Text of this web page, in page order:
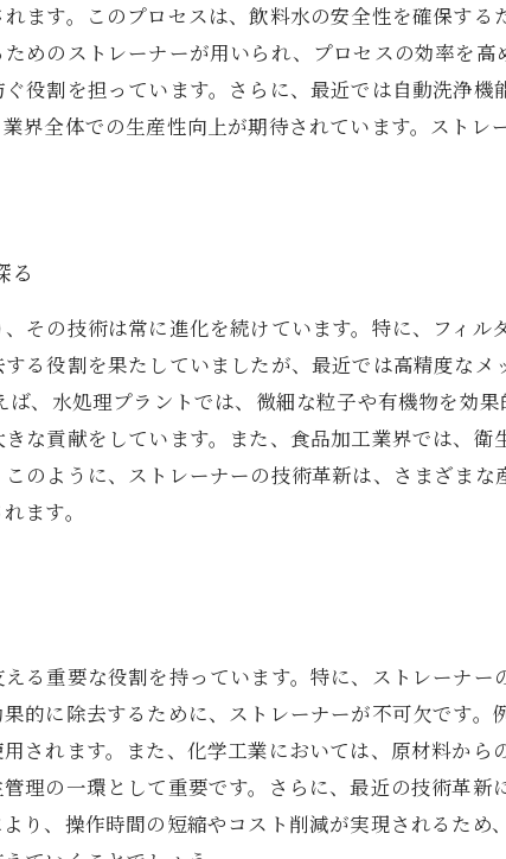
ます。このプロセスは、飲料水の安全性を確保する
めのストレーナーが用いられ、プロセスの効率を
役割を担っています。さらに、最近では自動洗浄
界全体での生産性向上が期待されています。ストレ
る
その技術は常に進化を続けています。特に、フィル
る役割を果たしていましたが、最近では高精度なメ
、水処理プラントでは、微細な粒子や有機物を効
な貢献をしています。また、食品加工業界では、
のように、ストレーナーの技術革新は、さまざま
ます。
る重要な役割を持っています。特に、ストレーナ
的に除去するために、ストレーナーが不可欠です。
されます。また、化学工業においては、原材料か
理の一環として重要です。さらに、最近の技術革
り、操作時間の短縮やコスト削減が実現されるため